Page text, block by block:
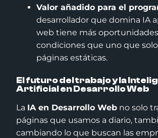
Valor añadido para el
desarrollador que domina IA
web tiene más
condiciones que uno que
páginas estáticas.
El futuro del trabajo y la
Artificial en Desarrollo Web
La IA en Desarrollo Web no solo
páginas que usamos a diario,
cambiando lo que buscan las